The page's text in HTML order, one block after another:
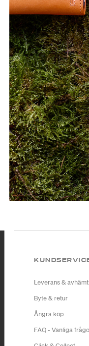
Leverans &
Byte & retur
Ångra köp
FAQ - Vanliga